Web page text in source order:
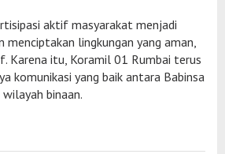
aktif masyarakat menjadi
lingkungan yang aman,
Karena itu, Koramil 01 Rumbai terus
komunikasi yang baik antara Babinsa
binaan.